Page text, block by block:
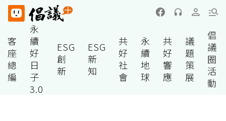
客
座
總
編
永
續
好
日
子
3.0
ESG
創
新
ESG
新
知
共
好
社
會
永
續
地
球
共
好
響
應
議
題
策
展
倡
議
圈
活
動